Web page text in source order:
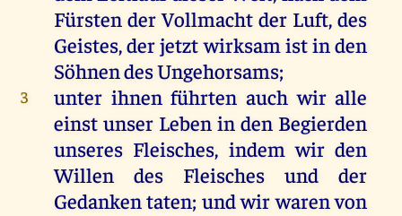
Fürsten derVollmachtder Luft,des
Geistes,derjetztwirksam istinden
SöhnendesUngehorsams;
3 unter ihnen führten auch wir alle
einst unser Leben in den Begierden
unseres Fleisches, indem wir den
Willen
des Fleisches und
der
Gedankentaten; undwirwarenvon